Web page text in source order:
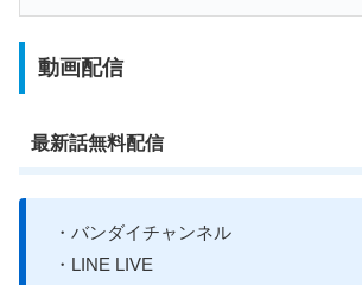
動画配信
最新話無料配信
・バンダイチャンネル
・LINE LIVE